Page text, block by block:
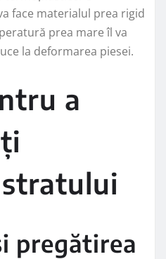
face materialul prea rigid
prea mare îl va
la deformarea piesei.
a
pregătirea